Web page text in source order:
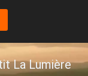
La Lumière